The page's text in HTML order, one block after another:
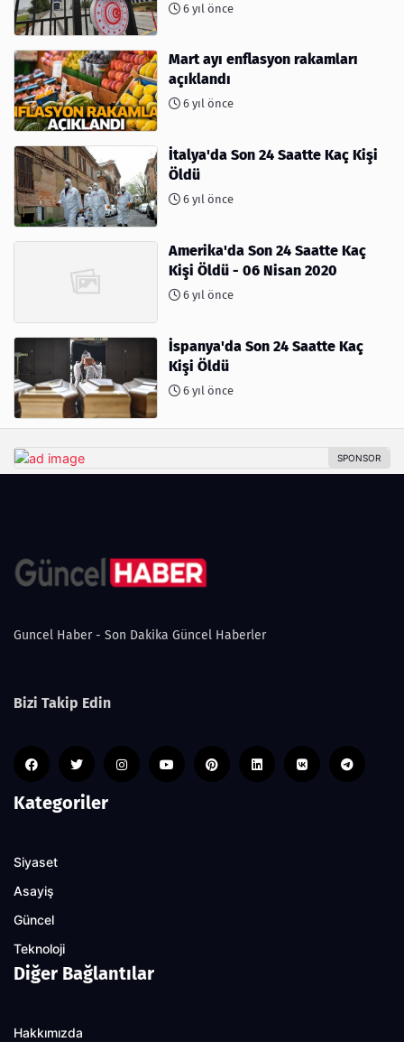
6 yıl önce
Mart ayı enflasyon rakamları
açıklandı
6 yıl önce
İtalya'da Son 24 Saatte Kaç Kişi
Öldü
6 yıl önce
Amerika'da Son 24 Saatte Kaç
Kişi Öldü - 06 Nisan 2020
6 yıl önce
İspanya'da Son 24 Saatte Kaç
Kişi Öldü
6 yıl önce
Guncel Haber - Son Dakika Güncel Haberler
Bizi Takip Edin
Kategoriler
Siyaset
Asayiş
Güncel
Teknoloji
Diğer Bağlantılar
Hakkımızda